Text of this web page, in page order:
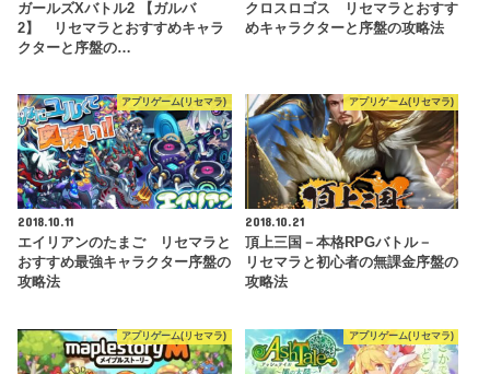
ガールズXバトル2 【ガルバ
2】 リセマラとおすすめキャラ
クターと序盤の…
クロスロゴス リセマラとおすす
めキャラクターと序盤の攻略法
アプリゲーム(リセマラ)
2018.10.11
エイリアンのたまご リセマラと
おすすめ最強キャラクター序盤の
攻略法
アプリゲーム(リセマラ)
2018.10.21
頂上三国－本格RPGバトル－
リセマラと初心者の無課金序盤の
攻略法
アプリゲーム(リセマラ) アプリゲーム(リセマラ)